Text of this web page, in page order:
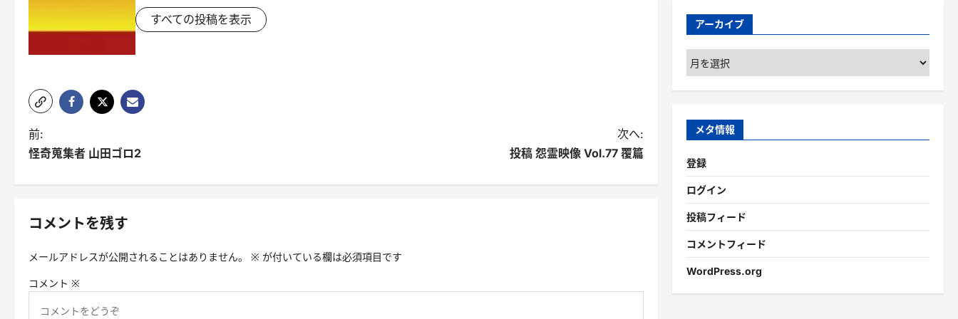
すべての投稿を表示
投
稿
ナ
ビ
ー
シ
前:
怪奇蒐集者 山田ゴロ2
次へ:
投稿 怨霊映像 Vol.77 覆篇
コメントを残す
メールアドレスが公開されることはありません。 ※ が付いている欄は必須項目です
コメント ※
アーカイブ
ア
ー
カ
ブ
メタ情報
登録
ログイン
投稿フィード
コメントフィード
WordPress.org